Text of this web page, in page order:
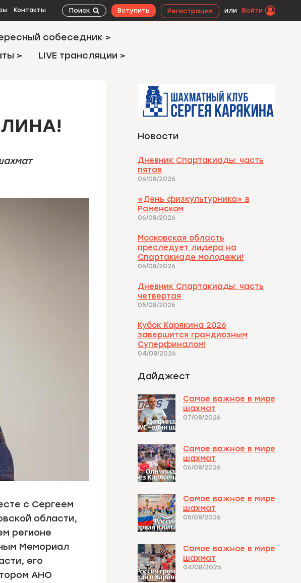
Контакты Поиск Вступить Регистрация или Войти
собеседник >
> LIVE трансляции >
с Сергеем
области,
регионе
Мемориал
его
АНО
Новости
Дневник Спартакиады: часть
пятая
06/08/2026
«День физкультурника» в
Раменском
06/08/2026
Московская область
преследует лидера на
Спартакиаде молодежи!
06/08/2026
Дневник Спартакиады: часть
четвертая
05/08/2026
Кубок Карякина 2026
завершится грандиозным
Суперфиналом!
04/08/2026
Дайджест
Самое важное в мире
шахмат
07/08/2026
Самое важное в мире
шахмат
06/08/2026
Самое важное в мире
шахмат
05/08/2026
Самое важное в мире
шахмат
04/08/2026